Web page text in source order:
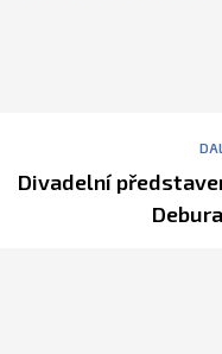
Divadelní